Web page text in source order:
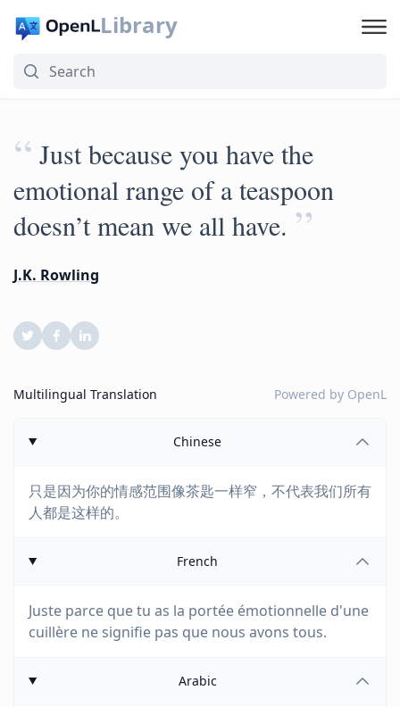
Library
“ Just because you have the
emotional range of a teaspoon
doesn’t mean we all have. ”
J.K. Rowling
Multilingual Translation Powered by OpenL
Chinese
只是因为你的情感范围像茶匙一样窄，不代表我们所有
人都是这样的。
French
Juste parce que tu as la portée émotionnelle d'une
cuillère ne signifie pas que nous avons tous.
Arabic